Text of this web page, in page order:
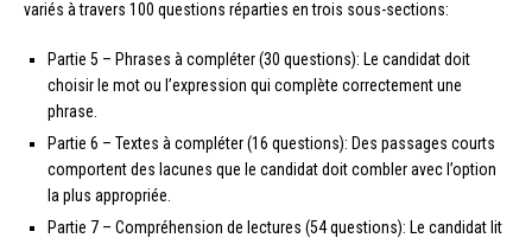
variés à travers 100 questions réparties en trois sous-sections:
Partie 5 – Phrases à compléter (30 questions): Le candidat doit
choisir le mot ou l’expression qui complète correctement une
phrase.
Partie 6 – Textes à compléter (16 questions): Des passages courts
comportent des lacunes que le candidat doit combler avec l’option
la plus appropriée.
Partie 7 – Compréhension de lectures (54 questions): Le candidat lit